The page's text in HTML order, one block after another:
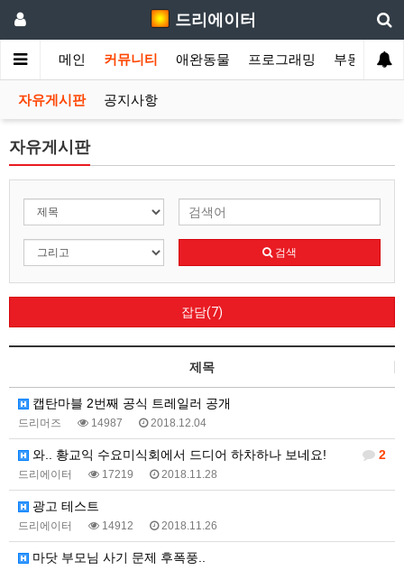
드리에이터
메인 커뮤니티 애완동물 프로그래밍 부동산
자유게시판 공지사항
자유게시판
검색
잡담(7)
제목
캡탄마블 2번째 공식 트레일러 공개
드리머즈 14987 2018.12.04
2
와.. 황교익 수요미식회에서 드디어 하차하나 보네요!
드리에이터 17219 2018.11.28
광고 테스트
드리에이터 14912 2018.11.26
마닷 부모님 사기 문제 후폭풍..